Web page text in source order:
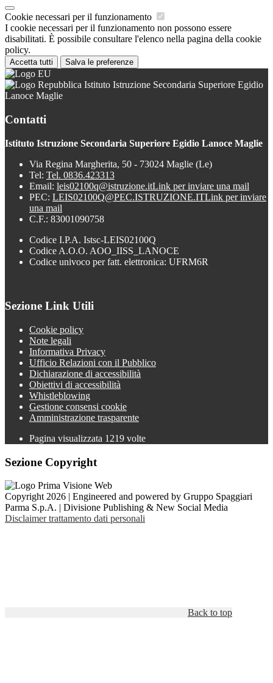
Cookie necessari per il funzionamento
I cookie necessari per il funzionamento non possono essere
disabilitati. È possibile consultare l'elenco nella pagina della cookie
policy.
Accetta tutti Salva le preferenze
Istituto Istruzione Secondaria Superiore Egidio
Lanoce Maglie
Contatti
Istituto Istruzione Secondaria Superiore Egidio Lanoce Maglie
Via Regina Margherita, 50 - 73024 Maglie (Le)
Tel: Tel. 0836.423313
Email: leis02100q@istruzione.itLink per inviare una mail
PEC: LEIS02100Q@PEC.ISTRUZIONE.ITLink per inviare
una mail
C.F.: 83001090758
Codice I.P.A. Istsc-LEIS02100Q
Codice A.O.O. AOO_IISS_LANOCE
Codice univoco per fatt. elettronica: UFRM6R
Sezione Link Utili
Cookie policy
Note legali
Informativa Privacy
Ufficio Relazioni con il Pubblico
Dichiarazione di accessibilità
Obiettivi di accessibilità
Whistleblowing
Gestione consensi cookie
Amministrazione trasparente
Pagina visualizzata 1219 volte
Sezione Copyright
Copyright 2026 | Engineered and powered by Gruppo Spaggiari
Parma S.p.A. | Divisione Publishing & New Social Media
Disclaimer trattamento dati personali
Back to top